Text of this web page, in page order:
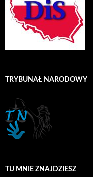
TRYBUNAŁ NARODOWY
TU MNIE ZNAJDZIESZ